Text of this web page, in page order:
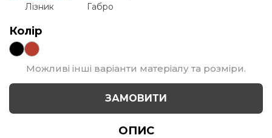
Лізник Габро
Колір
Можливі інші варіанти матеріалу та розміри.
ЗАМОВИТИ
ОПИС